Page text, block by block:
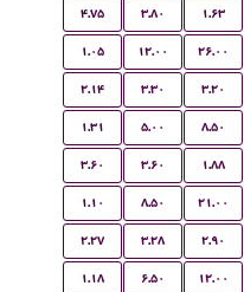
۴.۷۵ ۳.۸۰ ۱.۶۳
۱.۰۵ ۱۲.۰۰ ۲۶.۰۰
۲.۱۴ ۳.۳۰ ۳.۲۰
۱.۳۱ ۵.۰۰ ۸.۵۰
۳.۶۰ ۳.۶۰ ۱.۸۸
۱.۱۰ ۸.۵۰ ۲۱.۰۰
۲.۲۷ ۳.۲۸ ۲.۹۰
۱.۱۸ ۶.۵۰ ۱۲.۰۰